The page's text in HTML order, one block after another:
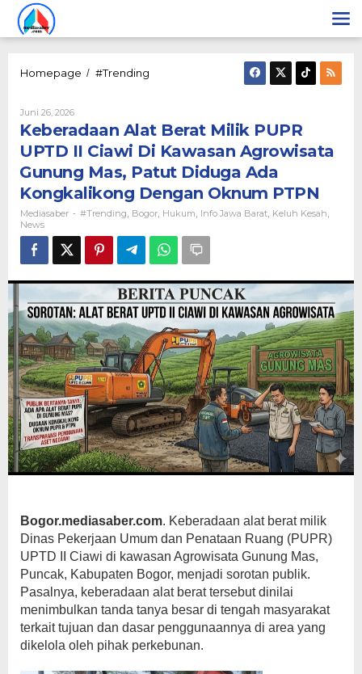
Lewati
konten
Homepage / #Trending
PUPR
UPTD
II
Ciawi
Di
Kawasan
Agrowisata
Mas,
Patut
Ada
Kongkalikong
Dengan
Oknum
PTPN
Juni 26, 2026Oleh
Mediasaber
Keberadaan Alat Berat Milik PUPR
UPTD II Ciawi Di Kawasan Agrowisata
Gunung Mas, Patut Diduga Ada
Kongkalikong Dengan Oknum PTPN
Mediasaber - #Trending Bogor Hukum Info Jawa Barat Keluh Kesah
News
Bogor.mediasaber.com. Keberadaan alat berat milik
Dinas Pekerjaan Umum dan Penataan Ruang (PUPR)
UPTD II Ciawi di kawasan Agrowisata Gunung Mas,
Puncak, Kabupaten Bogor, menjadi sorotan publik.
Pasalnya, keberadaan alat berat tersebut dinilai
menimbulkan tanda tanya besar di tengah masyarakat
terkait tujuan dan dasar penggunaannya di area yang
dikelola oleh pihak perkebunan.